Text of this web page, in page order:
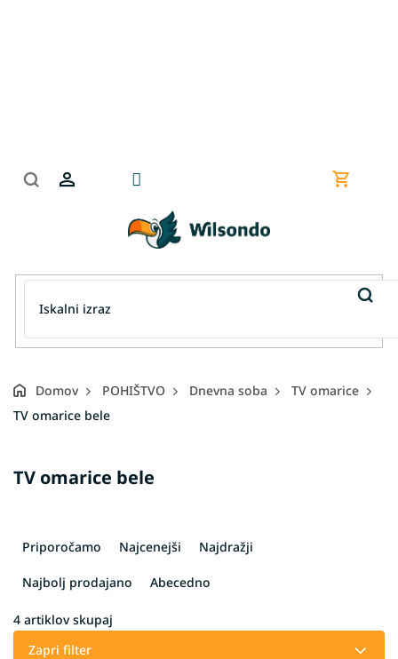
Domov POHIŠTVO Dnevna soba
TV omarice
TV omarice bele
TV omarice bele
š
č
Priporočamo Najcenejši Najdražji
Najbolj prodajano Abecedno
4 artiklov skupaj
Zapri filter